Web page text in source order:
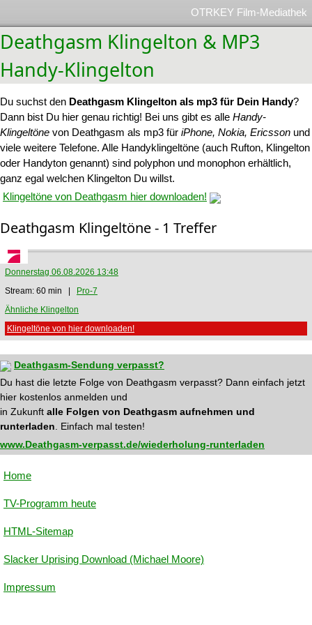
OTRKEY Film-Mediathek
Deathgasm Klingelton & MP3
Handy-Klingelton
Du suchst den Deathgasm Klingelton als mp3 für Dein Handy?
Dann bist Du hier genau richtig! Bei uns gibt es alle Handy-
Klingeltöne von Deathgasm als mp3 für iPhone, Nokia, Ericsson und
viele weitere Telefone. Alle Handyklingeltöne (auch Rufton, Klingelton
oder Handyton genannt) sind polyphon und monophon erhältlich,
ganz egal welchen Klingelton Du willst.
Klingeltöne von Deathgasm hier downloaden!
Deathgasm Klingeltöne - 1 Treffer
Donnerstag 06.08.2026 13:48
Stream: 60 min |
Pro-7
Ähnliche Klingelton
Klingeltöne von hier downloaden!
Deathgasm-Sendung verpasst?
Du hast die letzte Folge von Deathgasm verpasst? Dann einfach jetzt
hier kostenlos anmelden und
in Zukunft alle Folgen von Deathgasm aufnehmen und
runterladen . Einfach mal testen!
www.Deathgasm-verpasst.de/wiederholung-runterladen
Home
TV-Programm heute
HTML-Sitemap
Slacker Uprising Download (Michael Moore)
Impressum